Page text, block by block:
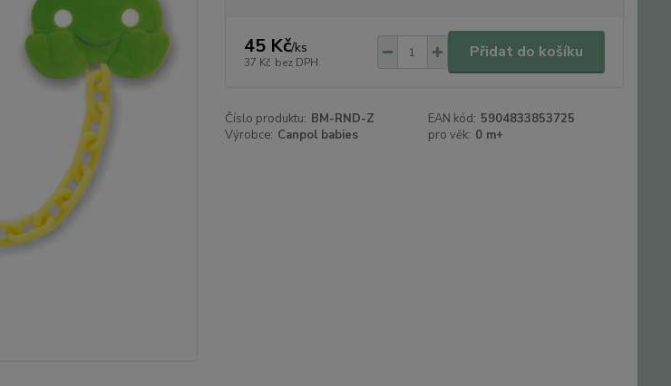
45 Kč/ks
37 Kč bez DPH
Přidat do košíku
Číslo produktu: BM-RND-Z EAN kód: 5904833853725
Výrobce: Canpol babies pro věk: 0 m+